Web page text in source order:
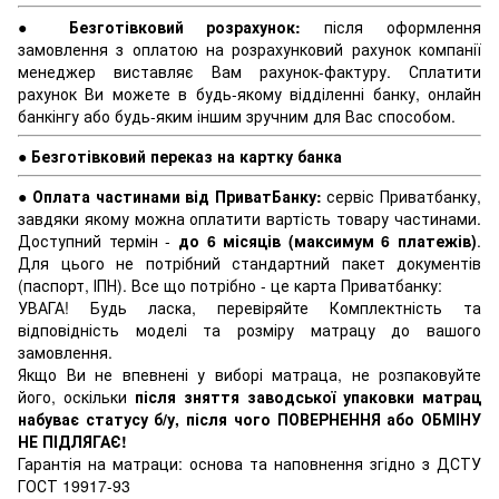
● Безготівковий розрахунок:після оформлення
замовлення з оплатою на розрахунковий рахунок компанії
менеджер виставляє Вам рахунок-фактуру. Сплатити
рахунок Ви можете в будь-якому відділенні банку, онлайн
банкінгу або будь-яким іншим зручним для Вас способом.
● Безготівковий переказ на картку банка
● Оплата частинами від ПриватБанку:сервіс Приватбанку,
завдяки якому можна оплатити вартість товару частинами.
Доступний термін - до 6 місяців (максимум 6 платежів).
Для цього не потрібний стандартний пакет документів
(паспорт, ІПН). Все що потрібно - це карта Приватбанку:
УВАГА! Будь ласка, перевіряйте Комплектність та
відповідність моделі та розміру матрацу до вашого
замовлення.
Якщо Ви не впевнені у виборі матраца, не розпаковуйте
його, оскільки після зняття заводської упаковки матрац
набуває статусу б/у, після чого ПОВЕРНЕННЯ або ОБМІНУ
НЕ ПІДЛЯГАЄ!
Гарантія на матраци: основа та наповнення згідно з ДСТУ
ГОСТ 19917-93